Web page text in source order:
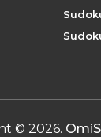
© 2026.